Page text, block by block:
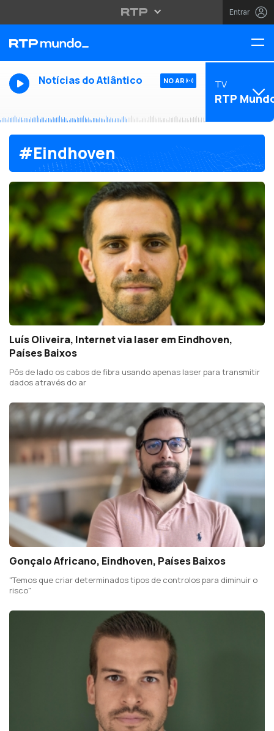
Entrar
Notícias do Atlântico NO AR TV
RTP
#Eindhoven
Luís Oliveira, Internet via laser em Eindhoven,
Países Baixos
Pôs de lado os cabos de fibra usando apenas laser para transmitir
dados através do ar
Gonçalo Africano, Eindhoven, Países Baixos
"Temos que criar determinados tipos de controlos para diminuir o
risco"